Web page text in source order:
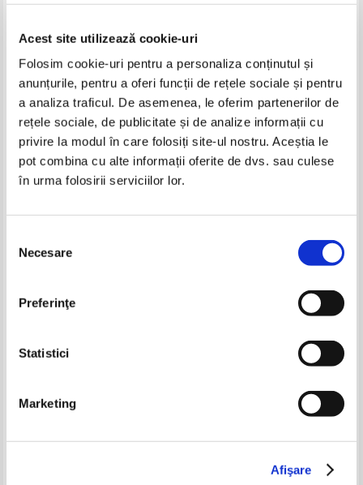
Acest site utilizează cookie-uri
Folosim cookie-uri pentru a personaliza conținutul și
anunțurile, pentru a oferi funcții de rețele sociale și pentru
a analiza traficul. De asemenea, le oferim partenerilor de
rețele sociale, de publicitate și de analize informații cu
privire la modul în care folosiți site-ul nostru. Aceștia le
pot combina cu alte informații oferite de dvs. sau culese
în urma folosirii serviciilor lor.
consimțământului
Necesare
Preferinţe
Statistici
Marketing
Afişare
Pret: 10,00Lei 7,00 Lei
Adaugă în coș
Pret:12,00 Lei
Adaugă în coș
pentru invinsi
Lei